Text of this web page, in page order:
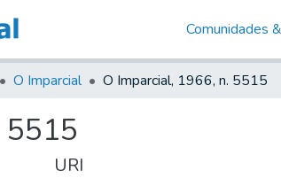
Comunidades
O Imparcial O Imparcial, 1966, n. 5515
URI